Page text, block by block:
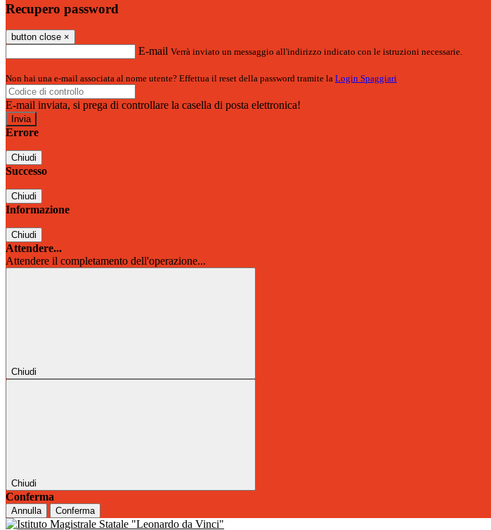
Recupero password
button close ×
E-mail Verrà inviato un messaggio all'indirizzo indicato con le istruzioni necessarie.
Non hai una e-mail associata al nome utente? Effettua il reset della password tramite la Login Spaggiari
E-mail inviata, si prega di controllare la casella di posta elettronica!
Errore
Chiudi
Successo
Chiudi
Informazione
Chiudi
Attendere...
Attendere il completamento dell'operazione...
Chiudi
Chiudi
Conferma
Annulla Conferma